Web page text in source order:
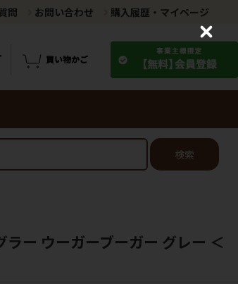
問 お問い合わせ 購入履歴・マイページ
検索
ラー ウーガーブーガー グレー ＜
C
o
s
e